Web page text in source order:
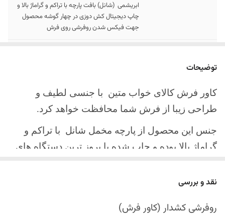
ابریشمی (شانل) بافت پارچه با تراکم و گراماژ بالا و
چاپ دیجیتال کش دوزی در چهار گوشه محصول
جهت فیکس شدن روفرشی روی فرش
ارسال کالا
آینده
توضیحات
کاور فرش کالای خواب متین با جنسی لطیف و
طراحی زیبا از فرش شما محافظت خواهد کرد.
جنس این محصول از پارچه مخمل شانل با تراکم و
گراماژ بالا بوده و چاپ شده با بروز ترین دستگاه های
چهار گوشه این محصول با کش باکیفیت دوخته‌شده
نقد و بررسی
روفرشی کشدار (کاور فرش)